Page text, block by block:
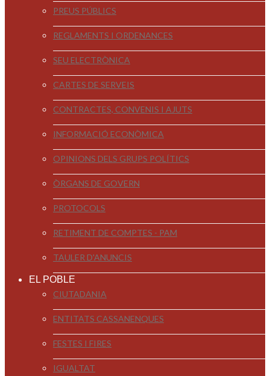
PREUS PÚBLICS
REGLAMENTS I ORDENANCES
SEU ELECTRÒNICA
CARTES DE SERVEIS
CONTRACTES, CONVENIS I AJUTS
INFORMACIÓ ECONÒMICA
OPINIONS DELS GRUPS POLÍTICS
ÒRGANS DE GOVERN
PROTOCOLS
RETIMENT DE COMPTES - PAM
TAULER D'ANUNCIS
EL POBLE
CIUTADANIA
ENTITATS CASSANENQUES
FESTES I FIRES
IGUALTAT